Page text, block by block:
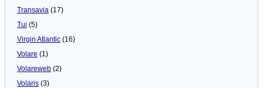
Transavia (17)
Tui (5)
Virgin Atlantic (16)
Volare (1)
Volareweb (2)
Volaris (3)